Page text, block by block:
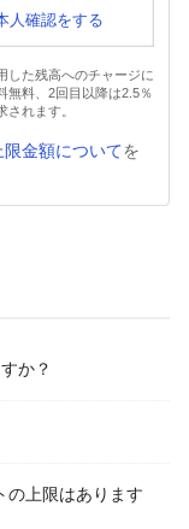
人確認をする
した残高へのチャージに
無料、2回目以降は2.5％
されます。
限金額についてを
か？
の上限はあります